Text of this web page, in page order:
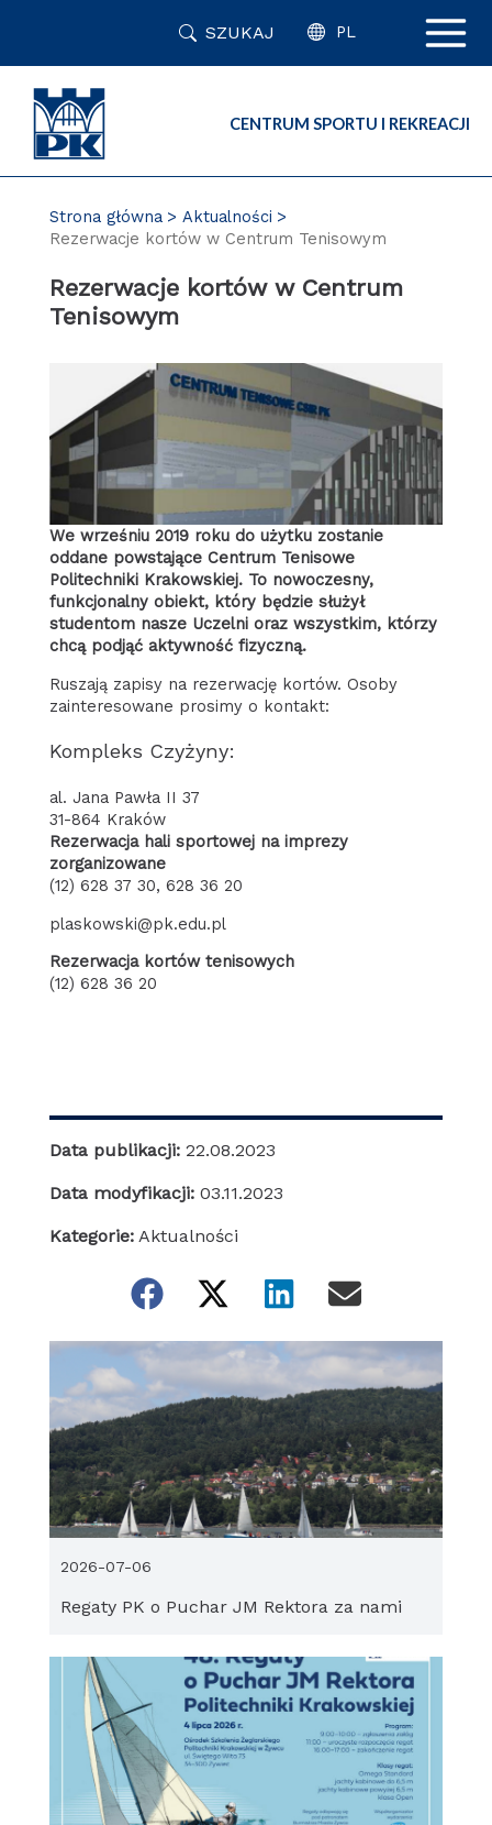
SZUKAJ PL
CENTRUM SPORTU I REKREACJI
Strona główna
Aktualności
Rezerwacje kortów w Centrum Tenisowym
Rezerwacje kortów w Centrum
Tenisowym
We wrześniu 2019 roku do użytku zostanie
oddane powstające Centrum Tenisowe
Politechniki Krakowskiej. To nowoczesny,
funkcjonalny obiekt, który będzie służył
studentom nasze Uczelni oraz wszystkim, którzy
chcą podjąć aktywność fizyczną.
Ruszają zapisy na rezerwację kortów. Osoby
zainteresowane prosimy o kontakt:
Kompleks Czyżyny:
al. Jana Pawła II 37
31-864 Kraków
Rezerwacja hali sportowej na imprezy
zorganizowane
(12) 628 37 30, 628 36 20
plaskowski@pk.edu.pl
Rezerwacja kortów tenisowych
(12) 628 36 20
Data publikacji: 22.08.2023
Data modyfikacji: 03.11.2023
Kategorie: Aktualności
Regaty PK o Puchar JM Rektora za nami
2026-07-06